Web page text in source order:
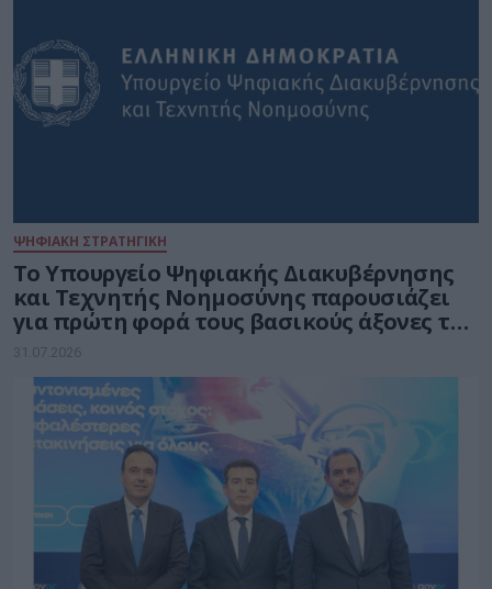
ΨΗΦΙΑΚΗ ΣΤΡΑΤΗΓΙΚΗ
Το Υπουργείο Ψηφιακής Διακυβέρνησης
και Τεχνητής Νοημοσύνης παρουσιάζει
για πρώτη φορά τους βασικούς άξονες του
νέου Εθνικού Διαστημικού Προγράμματος
31.07.2026